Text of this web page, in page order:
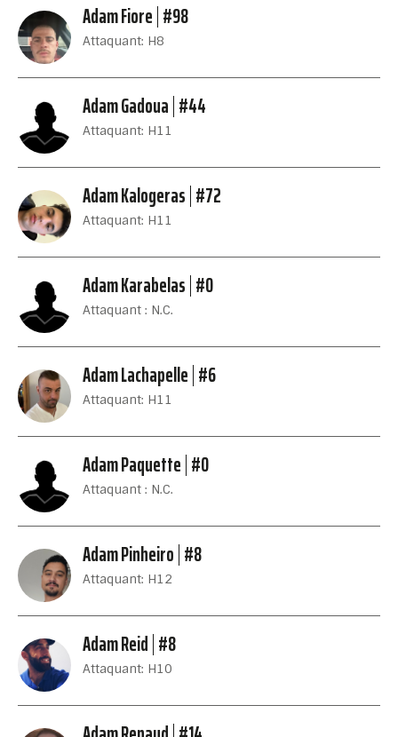
Adam Fiore #98
Attaquant: H8
Adam Gadoua #44
Attaquant: H11
Adam Kalogeras #72
Attaquant: H11
Adam Karabelas #0
Attaquant : N.C.
Adam Lachapelle #6
Attaquant: H11
Adam Paquette #0
Attaquant : N.C.
Adam Pinheiro #8
Attaquant: H12
Adam Reid #8
Attaquant: H10